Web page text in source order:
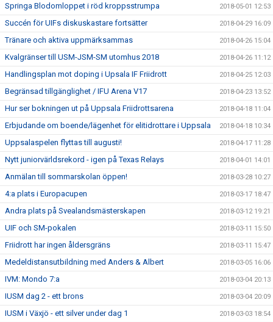
Springa Blodomloppet i röd kroppsstrumpa 2018-05-01 12:53
Succén för UIFs diskuskastare fortsätter 2018-04-29 16:09
Tränare och aktiva uppmärksammas 2018-04-26 15:04
Kvalgränser till USM-JSM-SM utomhus 2018 2018-04-26 11:12
Handlingsplan mot doping i Upsala IF Friidrott 2018-04-25 12:03
Begränsad tillgänglighet / IFU Arena V17 2018-04-23 13:52
Hur ser bokningen ut på Uppsala Friidrottsarena 2018-04-18 11:04
Erbjudande om boende/lägenhet för elitidrottare i Uppsala 2018-04-18 10:34
Uppsalaspelen flyttas till augusti! 2018-04-17 11:28
Nytt juniorvärldsrekord - igen på Texas Relays 2018-04-01 14:01
Anmälan till sommarskolan öppen! 2018-03-28 10:27
4:a plats i Europacupen 2018-03-17 18:47
Andra plats på Svealandsmästerskapen 2018-03-12 19:21
UIF och SM-pokalen 2018-03-11 15:50
Friidrott har ingen åldersgräns 2018-03-11 15:47
Medeldistansutbildning med Anders & Albert 2018-03-05 16:06
IVM: Mondo 7:a 2018-03-04 20:13
IUSM dag 2 - ett brons 2018-03-04 20:09
IUSM i Växjö - ett silver under dag 1 2018-03-03 18:54